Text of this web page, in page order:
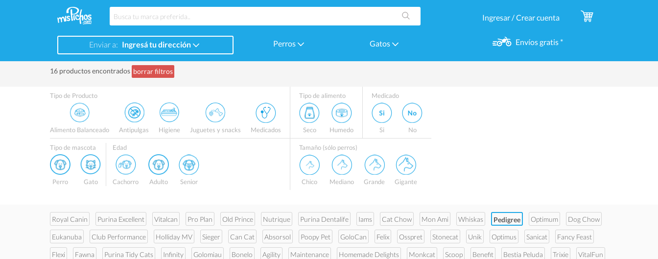
Ingresar / Crear cuenta
Enviar a: Ingresá tu dirección Perros Gatos Envíos gratis *
16 productos encontrados borrar filtros
Tipo de Producto
Alimento Balanceado Antipulgas Higiene Juguetes y snacks Medicados
Tipo de alimento
Seco Humedo
Medicado
Si No
Tipo de mascota
Perro Gato
Edad
Cachorro Adulto Senior
Tamaño (sólo perros)
Chico Mediano Grande Gigante
Royal Canin Purina Excellent Vitalcan Pro Plan Old Prince Nutrique Purina Dentalife Iams Cat Chow Mon Ami Whiskas Pedigree Optimum Dog Chow
Eukanuba Club Performance Holliday MV Sieger Can Cat Absorsol Poopy Pet GoloCan Felix Osspret Stonecat Unik Optimus Sanicat Fancy Feast
Flexi Fawna Purina Tidy Cats Infinity Golomiau Bonelo Agility Maintenance Homemade Delights Monkcat Scoop Benefit Bestia Peluda Trixie VitalFun